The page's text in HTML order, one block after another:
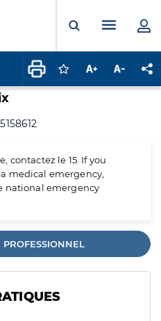
Ouvrir laMenu
Connectez-vous
Augmenter la
contactez le 15. If you
medical emergency,
national emergency